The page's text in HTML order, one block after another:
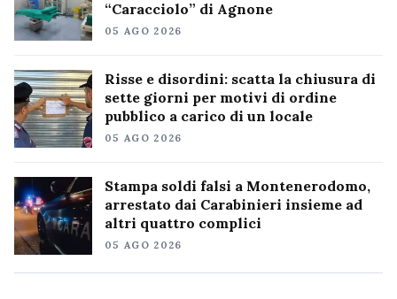
“Caracciolo” di Agnone
05 AGO 2026
Risse e disordini: scatta la chiusura di
sette giorni per motivi di ordine
pubblico a carico di un locale
05 AGO 2026
Stampa soldi falsi a Montenerodomo,
arrestato dai Carabinieri insieme ad
altri quattro complici
05 AGO 2026